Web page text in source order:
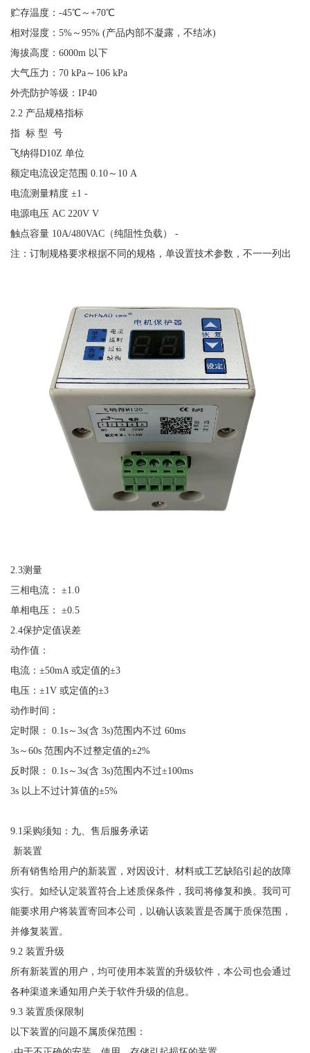
贮存温度： -45℃～+70℃
相对湿度： 5%～95% (产品内部不凝露，不结冰)
海拔高度： 6000m 以下
大气压力： 70 kPa～106 kPa
外壳防护等级： IP40
2.2 产品规格指标
指标 型 号
飞纳得D10Z 单位
额定电流设定范围 0.10～10 A
电流测量精度 ±1 -
电源电压 AC 220V V
触点容量 10A/480VAC（纯阻性负载） -
注：订制规格要求根据不同的规格，单设置技术参数，不一一列出
2.3测量
三相电流：
±1.0
单相电压：
±0.5
2.4保护定值误差
动作值：
电流： ±50mA 或定值的±3
电压： ±1V 或定值的±3
动作时间：
定时限：
0.1s～3s(含 3s)范围内不过 60ms
3s～60s 范围内不过整定值的±2%
反时限：
0.1s～3s(含 3s)范围内不过±100ms
3s 以上不过计算值的±5%
9.1采购须知：九、售后服务承诺
新装置
所有销售给用户的新装置，对因设计、材料或工艺缺陷引起的故障
实行。如经认定装置符合上述质保条件，我司将修复和换。我司可
能要求用户将装置寄回本公司，以确认该装置是否属于质保范围，
并修复装置。
9.2 装置升级
所有新装置的用户，均可使用本装置的升级软件，本公司也会通过
各种渠道来通知用户关于软件升级的信息。
9.3 装置质保限制
以下装置的问题不属质保范围：